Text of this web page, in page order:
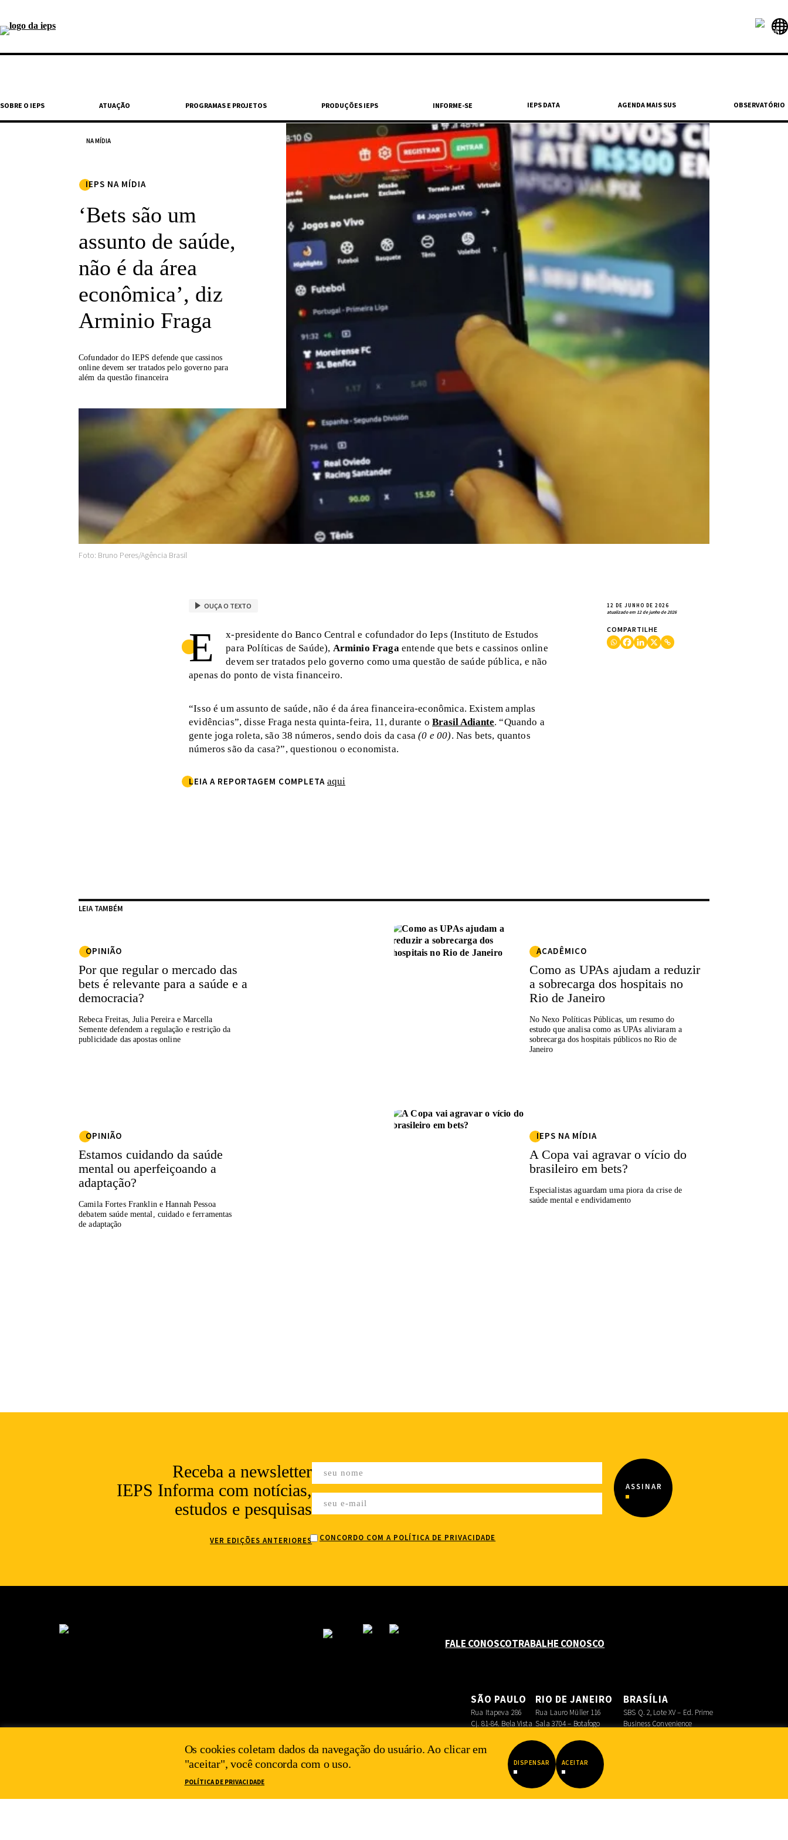
SOBRE O IEPS ATUAÇÃO PROGRAMAS E PROJETOS PRODUÇÕES IEPS INFORME-SE IEPS DATA AGENDA MAIS SUS OBSERVATÓRIO
NA MÍDIA
Foto: Bruno Peres/Agência Brasil
IEPS NA MÍDIA
‘Bets são um
assunto de saúde,
não é da área
econômica’, diz
Arminio Fraga
Cofundador do IEPS defende que cassinos
online devem ser tratados pelo governo para
além da questão financeira
12 DE JUNHO DE 2026
atualizado em 12 de junho de 2026
COMPARTILHE
OUÇA O TEXTO
E
x-presidente do Banco Central e cofundador do Ieps (Instituto de Estudos
para Políticas de Saúde), Arminio Fraga entende que bets e cassinos online
devem ser tratados pelo governo como uma questão de saúde pública, e não
apenas do ponto de vista financeiro.
“Isso é um assunto de saúde, não é da área financeira-econômica. Existem amplas
evidências”, disse Fraga nesta quinta-feira, 11, durante oBrasil Adiante. “Quando a
gente joga roleta, são 38 números, sendo dois da casa(0 e 00). Nas bets, quantos
números são da casa?”, questionou o economista.
LEIA A REPORTAGEM COMPLETA aqui
LEIA TAMBÉM
OPINIÃO
Por que regular o mercado das
bets é relevante para a saúde e a
democracia?
Rebeca Freitas, Julia Pereira e Marcella
Semente defendem a regulação e restrição da
publicidade das apostas online
ACADÊMICO
Como as UPAs ajudam a reduzir
a sobrecarga dos hospitais no
Rio de Janeiro
No Nexo Políticas Públicas, um resumo do
estudo que analisa como as UPAs aliviaram a
sobrecarga dos hospitais públicos no Rio de
Janeiro
OPINIÃO
Estamos cuidando da saúde
mental ou aperfeiçoando a
adaptação?
Camila Fortes Franklin e Hannah Pessoa
debatem saúde mental, cuidado e ferramentas
de adaptação
IEPS NA MÍDIA
A Copa vai agravar o vício do
brasileiro em bets?
Especialistas aguardam uma piora da crise de
saúde mental e endividamento
Receba a newsletter
IEPS Informa com notícias,
estudos e pesquisas
VER EDIÇÕES ANTERIORES CONCORDO COM A POLÍTICA DE PRIVACIDADE
FALE CONOSCOTRABALHE CONOSCO
SÃO PAULO
Rua Itapeva 286
Cj. 81-84. Bela Vista
RIO DE JANEIRO
Rua Lauro Müller 116
Sala 3704 – Botafogo
BRASÍLIA
SBS Q. 2, Lote XV – Ed. Prime
Business Convenience
POLÍTICA DE PRIVACIDADE
Os cookies coletam dados da navegação do usuário. Ao clicar em
"aceitar", você concorda com o uso.
POLÍTICA DE PRIVACIDADE
DISPENSAR ACEITAR